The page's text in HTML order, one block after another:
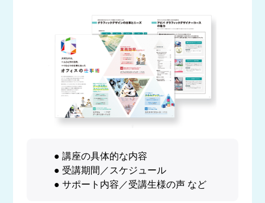
● 講座の具体的な内容
● 受講期間／スケジュール
● サポート内容／受講生様の声 など